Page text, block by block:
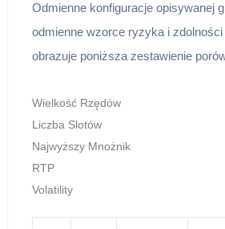
Odmienne konfiguracje opisywanej
odmienne wzorce ryzyka i
obrazuje poniższa zestawienie
Wielkość Rzędów
Liczba Slotów
Najwyższy Mnożnik
RTP
Volatility